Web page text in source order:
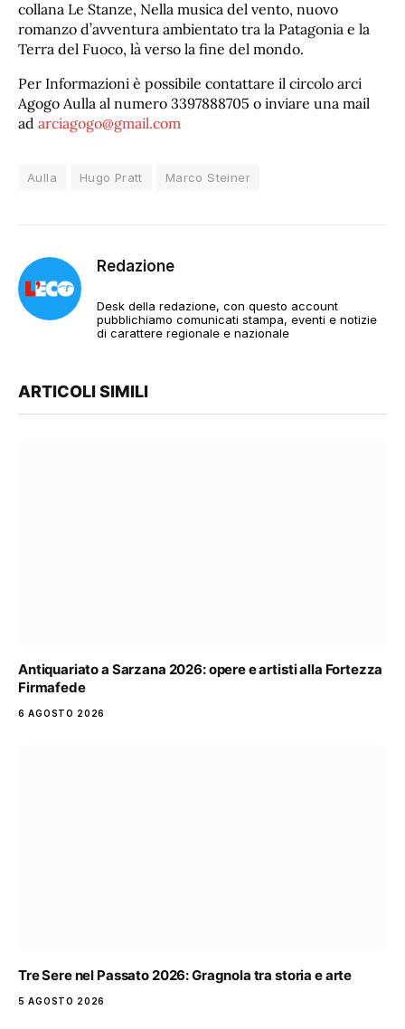
collana Le Stanze, Nella musica del vento, nuovo
romanzo d’avventura ambientato tra la Patagonia e la
Terra del Fuoco, là verso la fine del mondo.
Per Informazioni è possibile contattare il circolo arci
Agogo Aulla al numero 3397888705 o inviare una mail
ad arciagogo@gmail.com
Aulla Hugo Pratt Marco Steiner
Redazione
Desk della redazione, con questo account
pubblichiamo comunicati stampa, eventi e notizie
di carattere regionale e nazionale
ARTICOLI SIMILI
Antiquariato a Sarzana 2026: opere e artisti alla Fortezza
Firmafede
6 AGOSTO 2026
Tre Sere nel Passato 2026: Gragnola tra storia e arte
5 AGOSTO 2026